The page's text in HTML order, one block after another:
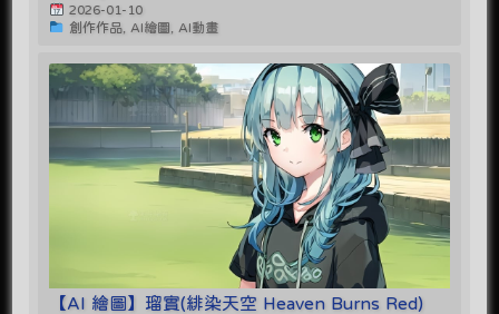
2026-01-10
創作作品, AI繪圖, AI動畫
【AI 繪圖】瑠實(緋染天空 Heaven Burns Red)